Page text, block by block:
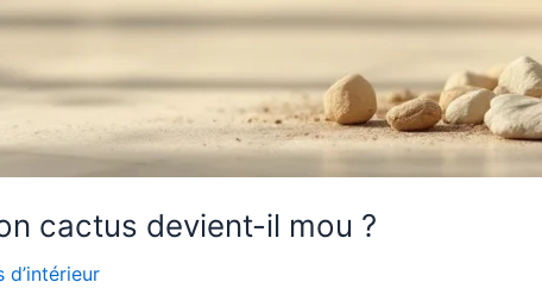
cactus devient-il mou ?
d’intérieur